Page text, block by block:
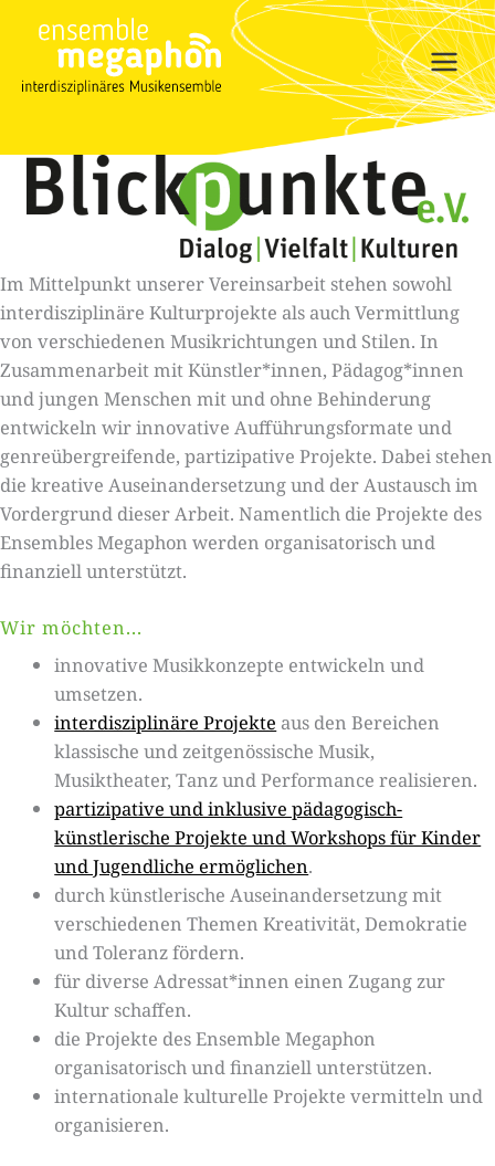
Inhalt
springen
Im Mittelpunkt unserer Vereinsarbeit stehen sowohl
interdisziplinäre Kulturprojekte als auch Vermittlung
von verschiedenen Musikrichtungen und Stilen. In
Zusammenarbeit mit Künstler*innen, Pädagog*innen
und jungen Menschen mit und ohne Behinderung
entwickeln wir innovative Aufführungsformate und
genreübergreifende, partizipative Projekte. Dabei stehen
die kreative Auseinandersetzung und der Austausch im
Vordergrund dieser Arbeit. Namentlich die Projekte des
Ensembles Megaphon werden organisatorisch und
finanziell unterstützt.
Wir möchten...
innovative Musikkonzepte entwickeln und
umsetzen.
interdisziplinäre Projekte aus den Bereichen
klassische und zeitgenössische Musik,
Musiktheater, Tanz und Performance realisieren.
partizipative und inklusive pädagogisch-
künstlerische Projekte und Workshops für Kinder
und Jugendliche ermöglichen.
durch künstlerische Auseinandersetzung mit
verschiedenen Themen Kreativität, Demokratie
und Toleranz fördern.
für diverse Adressat*innen einen Zugang zur
Kultur schaffen.
die Projekte des Ensemble Megaphon
organisatorisch und finanziell unterstützen.
internationale kulturelle Projekte vermitteln und
organisieren.